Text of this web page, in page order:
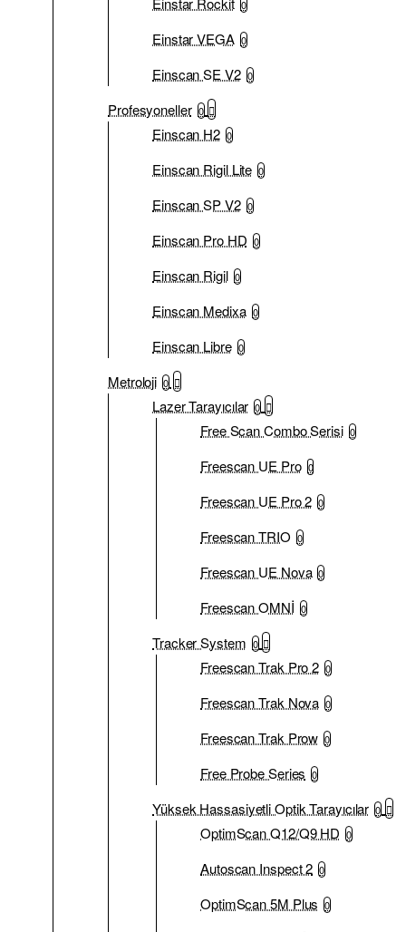
0
Einstar VEGA 0
Einscan SE V2 0
Profesyoneller 0
Einscan H2 0
Einscan Rigil Lite 0
Einscan SP V2 0
Einscan Pro HD 0
Einscan Rigil 0
Einscan Medixa 0
Einscan Libre 0
Metroloji 0
Lazer Tarayıcılar 0
Free Scan Combo Serisi 0
Freescan UE Pro 0
Freescan UE Pro 2 0
Freescan TRIO 0
Freescan UE Nova 0
Freescan OMNİ 0
Tracker System 0
Freescan Trak Pro 2 0
Freescan Trak Nova 0
Freescan Trak Prow 0
Free Probe Series 0
Yüksek Hassasiyetli Optik Tarayıcılar 0
OptimScan Q12/Q9 HD 0
Autoscan Inspect 2 0
OptimScan 5M Plus 0